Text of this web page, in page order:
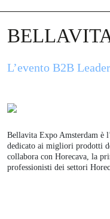
L’evento B2B
Bellavita Expo Amsterdam è
dedicato ai migliori prodotti
collabora con Horecava, la
professionisti dei settori